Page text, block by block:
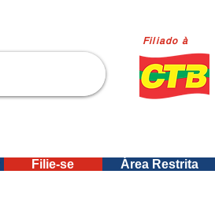
Filiado à
Filie-se Área Restrita